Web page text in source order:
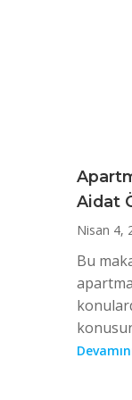
Aidat
Nisan 4,
Bu